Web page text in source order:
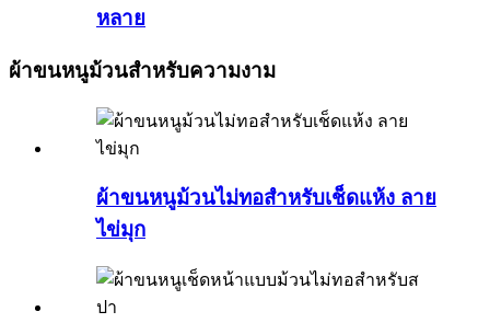
หลาย
ผ้าขนหนูม้วนสำหรับความงาม
ผ้าขนหนูม้วนไม่ทอสำหรับเช็ดแห้ง ลาย
ไข่มุก